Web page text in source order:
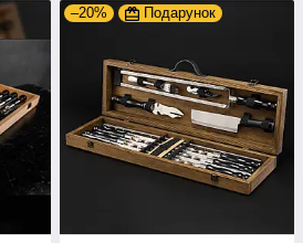
–20% Подарунок